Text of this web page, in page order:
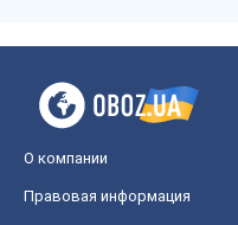
О компании
Правовая информация